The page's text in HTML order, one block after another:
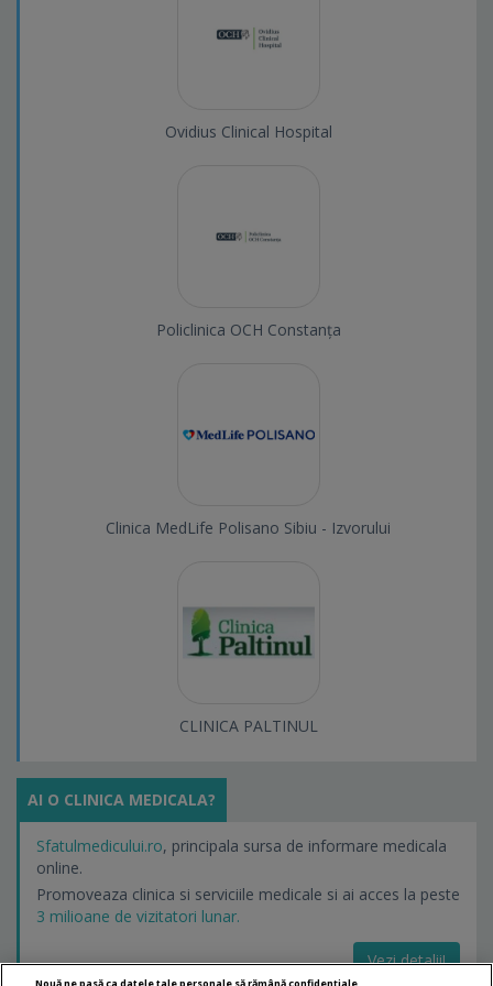
Ovidius Clinical Hospital
Policlinica OCH Constanța
Clinica MedLife Polisano Sibiu - Izvorului
CLINICA PALTINUL
AI O CLINICA MEDICALA?
Sfatulmedicului.ro, principala sursa de informare medicala
online.
Promoveaza clinica si serviciile medicale si ai acces la peste
3 milioane de vizitatori lunar.
Vezi detalii!
Nouă ne pasă ca datele tale personale să rămână confidențiale